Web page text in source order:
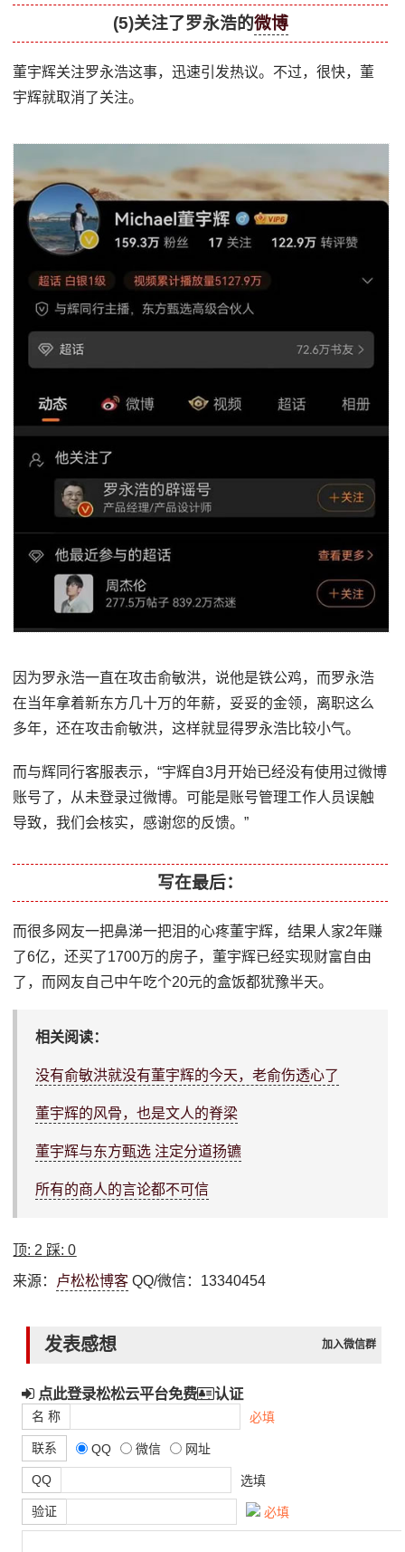
(5)关注了罗永浩的微博
董宇辉关注罗永浩这事，迅速引发热议。不过，很快，董
宇辉就取消了关注。
因为罗永浩一直在攻击俞敏洪，说他是铁公鸡，而罗永浩
在当年拿着新东方几十万的年薪，妥妥的金领，离职这么
多年，还在攻击俞敏洪，这样就显得罗永浩比较小气。
而与辉同行客服表示，“宇辉自3月开始已经没有使用过微博
账号了，从未登录过微博。可能是账号管理工作人员误触
导致，我们会核实，感谢您的反馈。”
写在最后：
而很多网友一把鼻涕一把泪的心疼董宇辉，结果人家2年赚
了6亿，还买了1700万的房子，董宇辉已经实现财富自由
了，而网友自己中午吃个20元的盒饭都犹豫半天。
相关阅读：
没有俞敏洪就没有董宇辉的今天，老俞伤透心了
董宇辉的风骨，也是文人的脊梁
董宇辉与东方甄选 注定分道扬镳
所有的商人的言论都不可信
顶: 2 踩:0
来源： 卢松松博客 QQ/微信：13340454
发表感想 加入微信群
点此登录松松云平台免费 认证
名 称 必填
联系 QQ 微信 网址
QQ 选填
验证 必填